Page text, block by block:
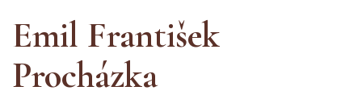
Emil František
Procházka